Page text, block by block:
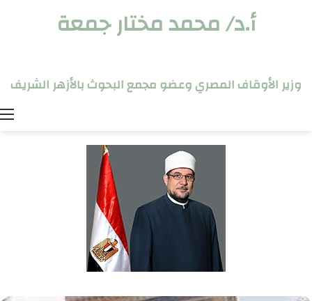
أ.د/ محمد مختار جمعة
وزير الأوقاف المصري وعضو مجمع البحوث بالأزهر الشريف